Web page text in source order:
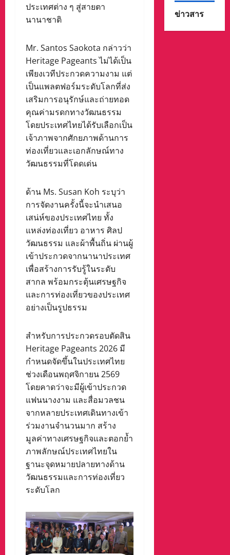
ประเทศต่าง ๆ สู่สายตา
นานาชาติ
Mr. Santos Saokota กล่าวว่า
Heritage Pageants ไม่ได้เป็น
เพียงเวทีประกวดความงาม แต่
เป็นแพลตฟอร์มระดับโลกที่ส่ง
เสริมการอนุรักษ์และถ่ายทอด
คุณค่ามรดกทางวัฒนธรรม
โดยประเทศไทยได้รับเลือกเป็น
เจ้าภาพจากศักยภาพด้านการ
ท่องเที่ยวและเอกลักษณ์ทาง
วัฒนธรรมที่โดดเด่น
ด้าน Ms. Susan Koh ระบุว่า
การจัดงานครั้งนี้จะนำเสนอ
เสน่ห์ของประเทศไทย ทั้ง
แหล่งท่องเที่ยว อาหาร ศิลป
วัฒนธรรม และผ้าพื้นถิ่น ผ่านผู้
เข้าประกวดจากนานาประเทศ
เพื่อสร้างการรับรู้ในระดับ
สากล พร้อมกระตุ้นเศรษฐกิจ
และการท่องเที่ยวของประเทศ
อย่างเป็นรูปธรรม
สำหรับการประกวดรอบตัดสิน
Heritage Pageants 2026 มี
กำหนดจัดขึ้นในประเทศไทย
ช่วงเดือนพฤศจิกายน 2569
โดยคาดว่าจะมีผู้เข้าประกวด
แฟนนางงาม และสื่อมวลชน
จากหลายประเทศเดินทางเข้า
ร่วมงานจำนวนมาก สร้าง
มูลค่าทางเศรษฐกิจและตอกย้ำ
ภาพลักษณ์ประเทศไทยใน
ฐานะจุดหมายปลายทางด้าน
วัฒนธรรมและการท่องเที่ยว
ระดับโลก
ข่าวสาร